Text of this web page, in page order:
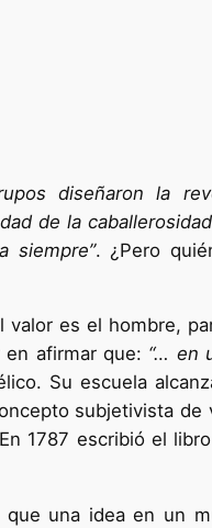
diseñaron la
de la
siempre”. ¿Pero
es el hombre,
afirmar que: “… en
Su escuela
subjetivista de
1787 escribió el
una idea en un